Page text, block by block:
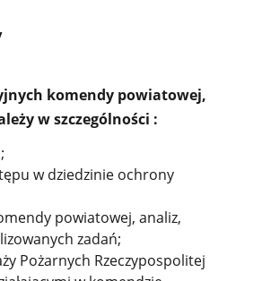
komendy powiatowej,
w szczególności :
w dziedzinie ochrony
powiatowej, analiz,
zadań;
Pożarnych Rzeczypospolitej